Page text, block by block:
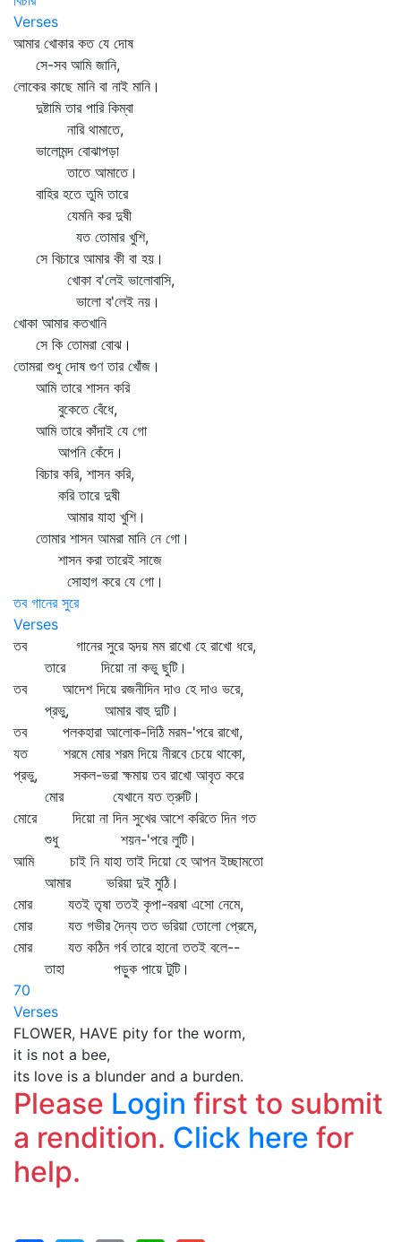
Verses
আমার খোকার কত যে দোষ
সে-সব আমি জানি,
লোকের কাছে মানি বা নাই মানি।
দুষ্টামি তার পারি কিম্বা
নারি থামাতে,
ভালোমন্দ বোঝাপড়া
তাতে আমাতে।
বাহির হতে তুমি তারে
যেমনি কর দুষী
যত তোমার খুশি,
সে বিচারে আমার কী বা হয়।
খোকা ব'লেই ভালোবাসি,
ভালো ব'লেই নয়।
খোকা আমার কতখানি
সে কি তোমরা বোঝ।
তোমরা শুধু দোষ গুণ তার খোঁজ।
আমি তারে শাসন করি
বুকেতে বেঁধে,
আমি তারে কাঁদাই যে গো
আপনি কেঁদে।
বিচার করি, শাসন করি,
করি তারে দুষী
আমার যাহা খুশি।
তোমার শাসন আমরা মানি নে গো।
শাসন করা তারেই সাজে
সোহাগ করে যে গো।
তব গানের সুরে
Verses
তব গানের সুরে হৃদয় মম রাখো হে রাখো ধরে,
তারে দিয়ো না কভু ছুটি।
তব আদেশ দিয়ে রজনীদিন দাও হে দাও ভরে,
প্রভু, আমার বাহু দুটি।
তব পলকহারা আলোক-দিঠি মরম-'পরে রাখো,
যত শরমে মোর শরম দিয়ে নীরবে চেয়ে থাকো,
প্রভু, সকল-ভরা ক্ষমায় তব রাখো আবৃত করে
মোর যেখানে যত ত্রুটি।
মোরে দিয়ো না দিন সুখের আশে করিতে দিন গত
শুধু শয়ন-'পরে লুটি।
আমি চাই নি যাহা তাই দিয়ো হে আপন ইচ্ছামতো
আমার ভরিয়া দুই মুঠি।
মোর যতই তৃষা ততই কৃপা-বরষা এসো নেমে,
মোর যত গভীর দৈন্য তত ভরিয়া তোলো প্রেমে,
মোর যত কঠিন গর্ব তারে হানো ততই বলে--
তাহা পড়ুক পায়ে টুটি।
70
Verses
FLOWER, HAVE pity for the worm,
it is not a bee,
its love is a blunder and a burden.
Please Login first to submit
a rendition. Click here for
help.